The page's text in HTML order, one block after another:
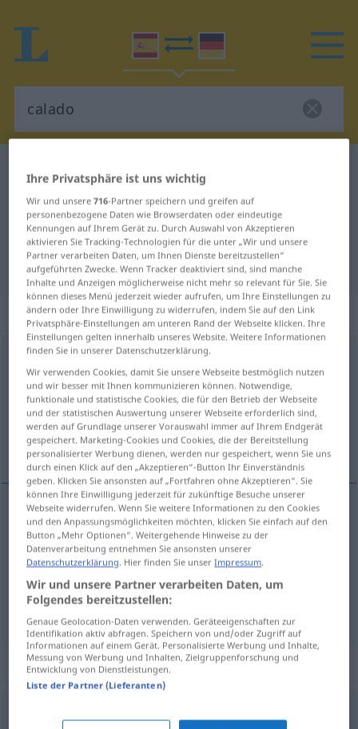
Spanisch-Deutsch Übersetzung für
"calado"
"calado" Deutsch Übersetzung
„calado“: adjetivo
calado ð
Übersicht aller Übersetzungen
(Für mehr Details die Übersetzung anklicken/antippen)
durchnässt durchbrochen
durchnässt calado (≈ empapado)
durchbrochen calado bordado,
„calado“: masculino
Ihre Privatsphäre ist uns wichtig
Wir und unsere716-Partner speichern und greifen auf
personenbezogene Daten wie Browserdaten oder eindeutige
Kennungen auf Ihrem Gerät zu. Durch Auswahl von Akzeptieren
aktivieren Sie Tracking-Technologien für die unter „Wir und unsere
Partner verarbeiten Daten, um Ihnen Dienste bereitzustellen“
aufgeführten Zwecke. Wenn Tracker deaktiviert sind, sind manche
Inhalte und Anzeigen möglicherweise nicht mehr so relevant für Sie. Sie
können dieses Menü jederzeit wieder aufrufen, um Ihre Einstellungen zu
ändern oder Ihre Einwilligung zu widerrufen, indem Sie auf den Link
Privatsphäre-Einstellungen am unteren Rand der Webseite klicken. Ihre
Einstellungen gelten innerhalb unseres Website. Weitere Informationen
finden Sie in unserer Datenschutzerklärung.
Wir verwenden Cookies, damit Sie unsere Webseite bestmöglich nutzen
und wir besser mit Ihnen kommunizieren können. Notwendige,
funktionale und statistische Cookies, die für den Betrieb der Webseite
und der statistischen Auswertung unserer Webseite erforderlich sind,
werden auf Grundlage unserer Vorauswahl immer auf Ihrem Endgerät
gespeichert. Marketing-Cookies und Cookies, die der Bereitstellung
personalisierter Werbung dienen, werden nur gespeichert, wenn Sie uns
durch einen Klick auf den „Akzeptieren“-Button Ihr Einverständnis
geben. Klicken Sie ansonsten auf „Fortfahren ohne Akzeptieren“. Sie
können Ihre Einwilligung jederzeit für zukünftige Besuche unserer
Webseite widerrufen. Wenn Sie weitere Informationen zu den Cookies
und den Anpassungsmöglichkeiten möchten, klicken Sie einfach auf den
Button „Mehr Optionen“. Weitergehende Hinweise zu der
Datenverarbeitung entnehmen Sie ansonsten unserer
Datenschutzerklärung. Hier finden Sie unserImpressum.
Wir und unsere Partner verarbeiten Daten, um
Folgendes bereitzustellen:
Genaue Geolocation-Daten verwenden. Geräteeigenschaften zur
Identifikation aktiv abfragen. Speichern von und/oder Zugriff auf
Informationen auf einem Gerät. Personalisierte Werbung und Inhalte,
Messung von Werbung und Inhalten, Zielgruppenforschung und
Entwicklung von Dienstleistungen.
Liste der Partner (Lieferanten)